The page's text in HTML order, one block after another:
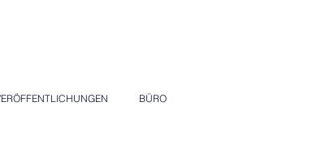
BÜRO